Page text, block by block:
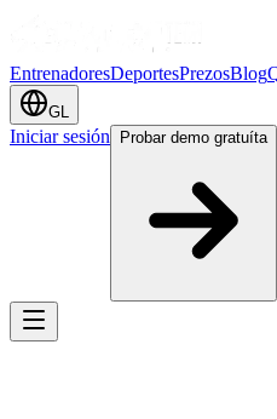
EntrenadoresDeportesPrezosBlog
GL
Iniciar sesión Probar demo gratuíta